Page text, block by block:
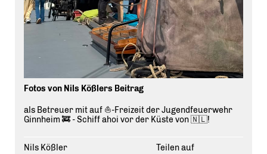
Fotos von Nils Kößlers Beitrag
als Betreuer mit auf ⛵️-Freizeit der Jugendfeuerwehr
Ginnheim 🚒 - Schiff ahoi vor der Küste von 🇳🇱!
Nils Kößler Teilen auf